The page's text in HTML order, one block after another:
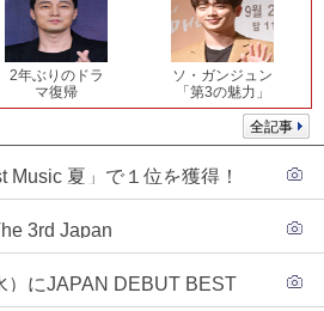
2年ぶりのドラ
マ復帰
ソ・ガンジュン
「第3の魅力」
全記事
Music 夏」で１位を獲得！
3rd Japan
）にJAPAN DEBUT BEST